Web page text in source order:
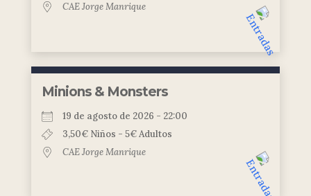
CAE Jorge Manrique
Minions & Monsters
19 de agosto de 2026 - 22:00
3,50€ Niños - 5€ Adultos
CAE Jorge Manrique